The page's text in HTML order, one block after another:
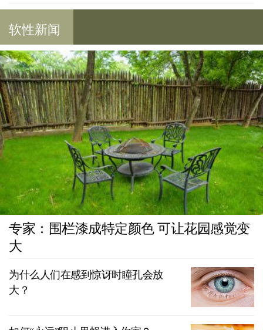
软性新闻
专家：围栏漆成特定颜色 可让花园感觉变
大
为什么人们在感到惊讶时瞳孔会放
大？